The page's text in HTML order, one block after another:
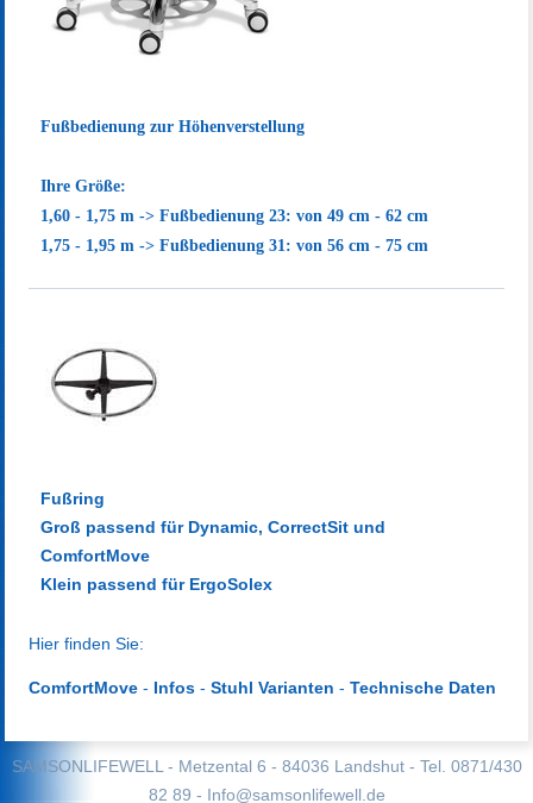
Fußbedienung zur Höhenverstellung
Ihre Größe:
1,60 - 1,75 m -> Fußbedienung 23: von 49 cm - 62 cm
1,75 - 1,95 m -> Fußbedienung 31: von 56 cm - 75 cm
Fußring
Groß passend für Dynamic, CorrectSit und
ComfortMove
Klein passend für ErgoSolex
Hier finden Sie:
ComfortMove - Infos -Stuhl Varianten -Technische Daten
SAMSONLIFEWELL - Metzental 6 - 84036 Landshut - Tel. 0871/430
82 89 - Info@samsonlifewell.de